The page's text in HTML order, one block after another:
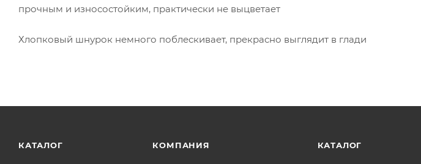
прочным и износостойким, практически не выцветает
Хлопковый шнурок немного поблескивает, прекрасно выглядит в глади
КАТАЛОГ КОМПАНИЯ КАТАЛОГ